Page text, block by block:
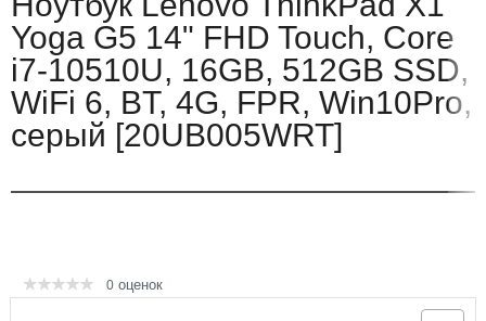
Yoga G5 14" FHD Touch, Core
i7-10510U, 16GB, 512GB SSD,
WiFi 6, BT, 4G, FPR, Win10Pro,
серый [20UB005WRT]
0 оценок
Каталог продукции
Ноутбуки и ультрабуки
Компьютеры
Контакты
Контактная информация